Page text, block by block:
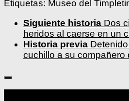
Etiquetas: Museo del Timple
Siguiente historia Dos
heridos al caerse en un
Historia previa
cuchillo a su compañero